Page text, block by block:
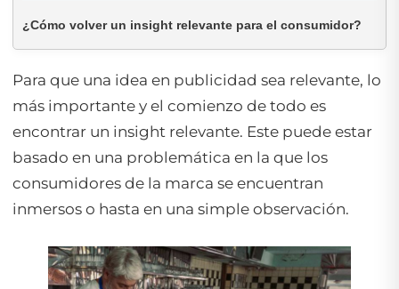
¿Cómo volver un insight relevante para el consumidor?
Para que una idea en publicidad sea relevante, lo
más importante y el comienzo de todo es
encontrar un insight relevante. Este puede estar
basado en una problemática en la que los
consumidores de la marca se encuentran
inmersos o hasta en una simple observación.